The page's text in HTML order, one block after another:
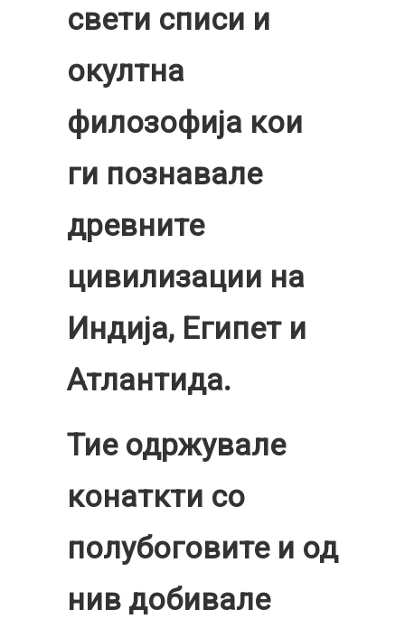
свети списи и
окултна
филозофија кои
ги познавале
древните
цивилизации на
Индија, Египет и
Атлантида.
Тие одржувале
конаткти со
полубоговите и од
нив добивале